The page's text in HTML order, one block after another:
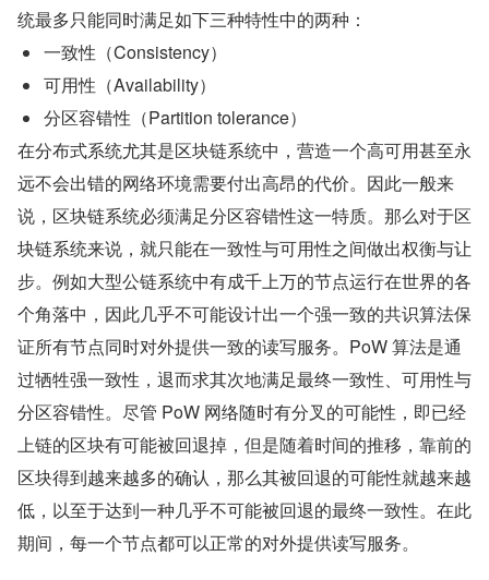
统最多只能同时满足如下三种特性中的两种：
一致性（Consistency）
可用性（Availability）
分区容错性（Partition tolerance）
在分布式系统尤其是区块链系统中，营造一个高可用甚至永
远不会出错的网络环境需要付出高昂的代价。因此一般来
说，区块链系统必须满足分区容错性这一特质。那么对于区
块链系统来说，就只能在一致性与可用性之间做出权衡与让
步。例如大型公链系统中有成千上万的节点运行在世界的各
个角落中，因此几乎不可能设计出一个强一致的共识算法保
证所有节点同时对外提供一致的读写服务。PoW 算法是通
过牺牲强一致性，退而求其次地满足最终一致性、可用性与
分区容错性。尽管 PoW 网络随时有分叉的可能性，即已经
上链的区块有可能被回退掉，但是随着时间的推移，靠前的
区块得到越来越多的确认，那么其被回退的可能性就越来越
低，以至于达到一种几乎不可能被回退的最终一致性。在此
期间，每一个节点都可以正常的对外提供读写服务。